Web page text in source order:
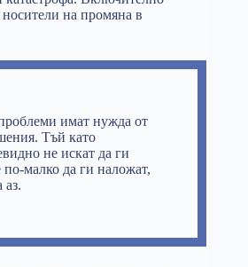
носители на промяна в
имат нужда от
Тъй като
не искат да ги
малко да ги наложат,